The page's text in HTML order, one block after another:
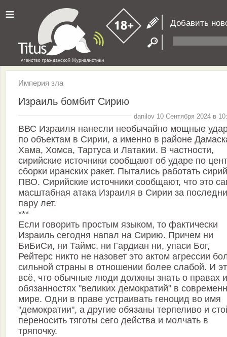
≡ Добавить
Империя зла
Израиль бомбит Сирию
danilov 10 Сентября 2024 в
ВВС Израиля нанесли необычайно мощные
по объектам в Сирии, а именно в районе
Хама, Хомса, Тартуса и Латакии. В частности,
сирийские источники сообщают об ударе по
сборки иранских ракет. Пытались работать
ПВО. Сирийские источники сообщают, что это
масштабная атака Израиля в Сирии за
пару лет.
***
Если говорить простым языком, то фактически
Израиль сегодня напал на Сирию. Причем ни
БиБиСи, ни Таймс, ни Гардиан ни, упаси Бог,
Рейтерс никто не назовет это актом агрессии
сильной страны в отношении более слабой. И
всё, что обычные люди должны знать о правах и
обязанностях "великих демократий" в
мире. Одни в праве устраивать геноцид во имя
"демократии", а другие обязаны терпеливо и
переносить тяготы сего действа и молчать в
тряпочку.